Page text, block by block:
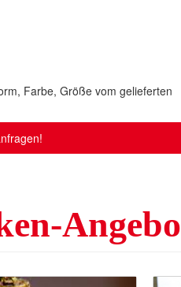
Farbe, Größe vom gelieferten